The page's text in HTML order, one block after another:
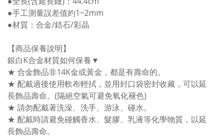
●手工測量誤差值約1~2mm
●材質：合金/鋯石/彩晶
【商品保養說明】
銀白K合金材質如何保養▼
★ 合金飾品非14K金或黃金，都是有壽命的。
★ 配戴過後使用軟布輕拭，並用封口袋密封收藏，可以延
長飾品壽命。(隔絕空氣可避免氧化褪色)
★ 請勿配戴著洗澡、洗手、游泳、碰水。
★ 配戴時請避免碰觸香水、髮膠、乳液等化學物質，以延
長飾品壽命。